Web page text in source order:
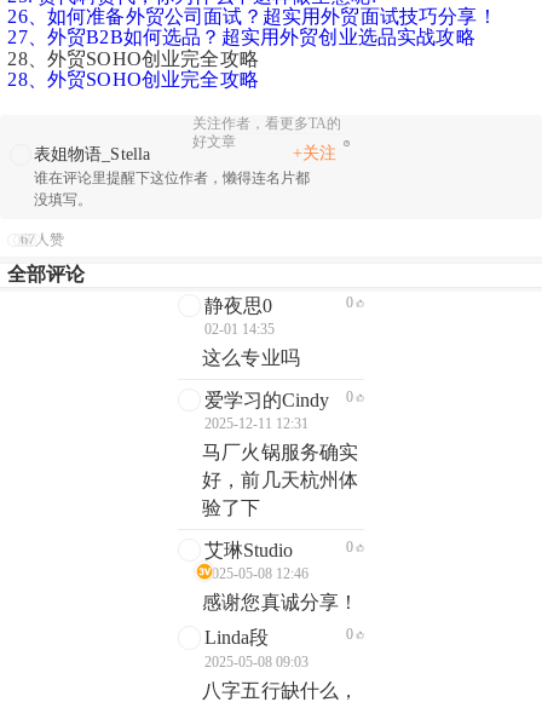
26、如何准备外贸公司面试？超实用外贸面试技巧分享！
27、外贸B2B如何选品？超实用外贸创业选品实战攻略
28、外贸SOHO创业完全攻略
28、外贸SOHO创业完全攻略
关注作者，看更多TA的
好文章
表姐物语_Stella
谁在评论里提醒下这位作者，懒得连名片都
没填写。
+关注
67人赞
全部评论
静夜思0
02-01 14:35
0
这么专业吗
爱学习的Cindy
2025-12-11 12:31
0
马厂火锅服务确实
好，前几天杭州体
验了下
艾琳Studio
2025-05-08 12:46
0
感谢您真诚分享！
Linda段
2025-05-08 09:03
0
八字五行缺什么，